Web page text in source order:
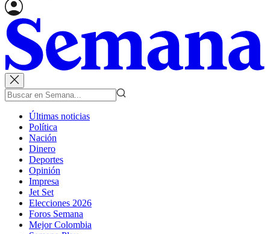
Últimas noticias
Política
Nación
Dinero
Deportes
Opinión
Impresa
Jet Set
Elecciones 2026
Foros Semana
Mejor Colombia